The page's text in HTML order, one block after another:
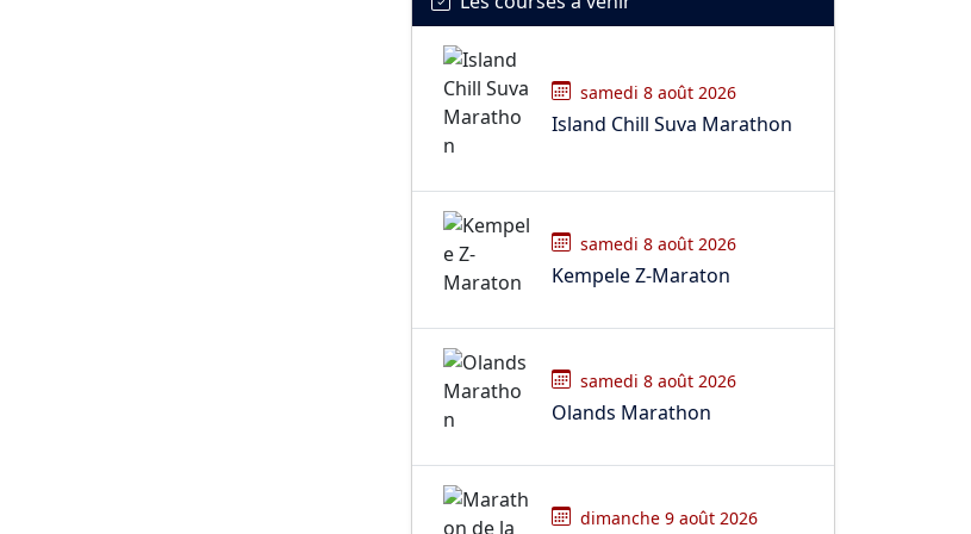
samedi 8 août 2026
Island Chill Suva Marathon
samedi 8 août 2026
Kempele Z-Maraton
samedi 8 août 2026
Olands Marathon
dimanche 9 août 2026